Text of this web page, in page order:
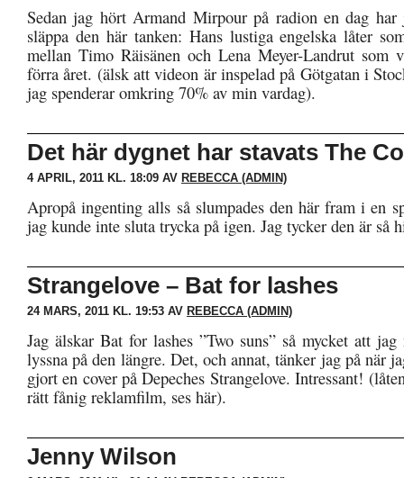
Sedan jag hört Armand Mirpour på radion en dag
släppa den här tanken: Hans lustiga engelska låter
mellan Timo Räisänen och Lena Meyer-Landrut som
förra året. (älsk att videon är inspelad på Götgatan i
jag spenderar omkring 70% av min vardag).
Det här dygnet har stavats The
4 APRIL, 2011 KL. 18:09 AV REBECCA (ADMIN)
Apropå ingenting alls så slumpades den här fram i en
jag kunde inte sluta trycka på igen. Jag tycker den är så
Strangelove – Bat for lashes
24 MARS, 2011 KL. 19:53 AV REBECCA (ADMIN)
Jag älskar Bat for lashes ”Two suns” så mycket att
lyssna på den längre. Det, och annat, tänker jag på när
gjort en cover på Depeches Strangelove. Intressant!
rätt fånig reklamfilm, ses här).
Jenny Wilson